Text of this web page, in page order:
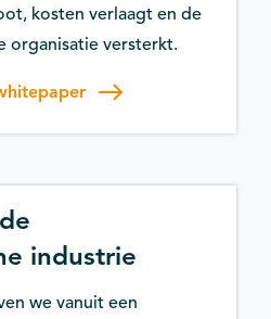
kosten verlaagt en de
organisatie versterkt.
industrie
we vanuit een